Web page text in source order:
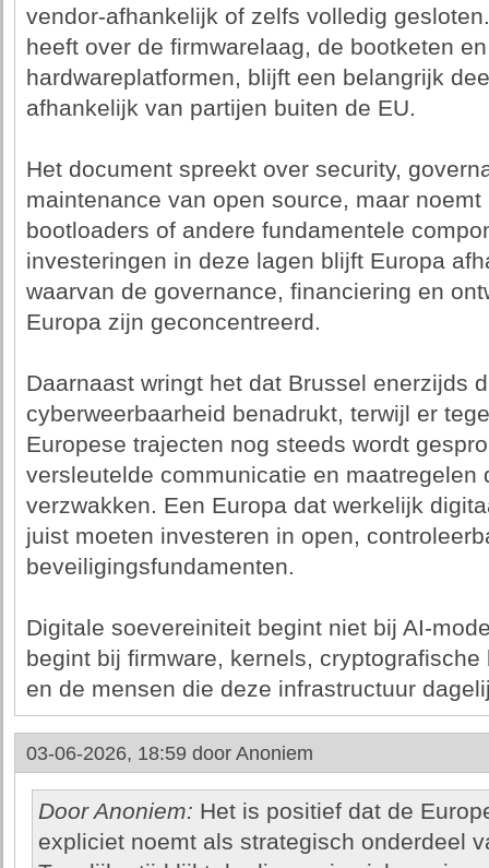
vendor-afhankelijk of zelfs volledig
heeft over de firmwarelaag, de bootketen
hardwareplatformen, blijft een belangrijk
afhankelijk van partijen buiten de EU.
Het document spreekt over security,
maintenance van open source, maar
bootloaders of andere fundamentele
investeringen in deze lagen blijft Europa
waarvan de governance, financiering en
Europa zijn geconcentreerd.
Daarnaast wringt het dat Brussel enerzijds
cyberweerbaarheid benadrukt, terwijl er
Europese trajecten nog steeds wordt
versleutelde communicatie en maatregelen
verzwakken. Een Europa dat werkelijk
juist moeten investeren in open,
beveiligingsfundamenten.
Digitale soevereiniteit begint niet bij AI-
begint bij firmware, kernels,
en de mensen die deze infrastructuur
03-06-2026, 18:59 door Anoniem
Door Anoniem: Het is positief dat de
expliciet noemt als strategisch onderdeel